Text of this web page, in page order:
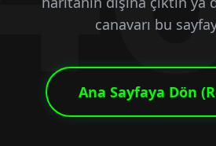
canavarı bu
Ana Sayfaya Dön